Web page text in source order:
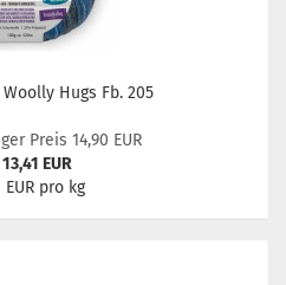
Hugs Fb. 205
Preis 14,90 EUR
EUR
EUR pro kg